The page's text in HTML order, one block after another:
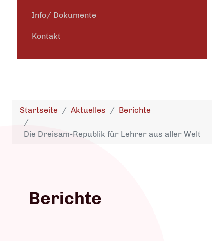
Info/ Dokumente
Kontakt
Startseite Aktuelles Berichte
Die Dreisam-Republik für Lehrer aus aller Welt
Berichte